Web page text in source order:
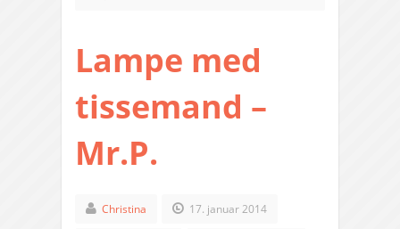
Lampe med
tissemand –
Mr.P.
Christina 17. januar 2014